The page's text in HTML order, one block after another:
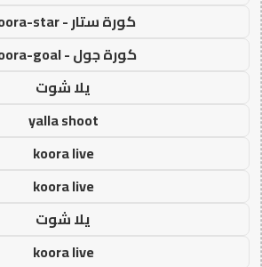
كورة ستار - koora-star
كورة جول - koora-goal
يلا شوت
yalla shoot
koora live
koora live
يلا شوت
koora live